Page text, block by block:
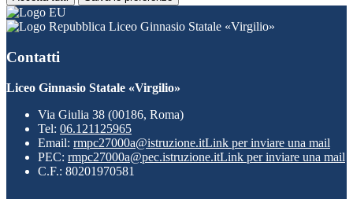
Liceo Ginnasio Statale «Virgilio»
Contatti
Liceo Ginnasio Statale «Virgilio»
Via Giulia 38 (00186, Roma)
Tel: 06.121125965
Email: rmpc27000a@istruzione.itLink per inviare una mail
PEC: rmpc27000a@pec.istruzione.itLink per inviare una mail
C.F.: 80201970581